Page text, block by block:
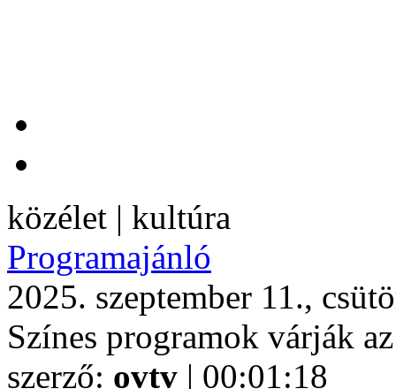
közélet | kultúra
Programajánló
2025. szeptember 11.,
Színes programok várják
szerző: ovtv | 00:01:18